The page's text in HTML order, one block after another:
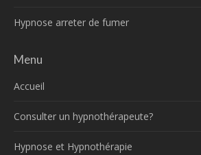
Hypnose arreter de fumer
Menu
Accueil
Consulter un hypnothérapeute?
Hypnose et Hypnothérapie